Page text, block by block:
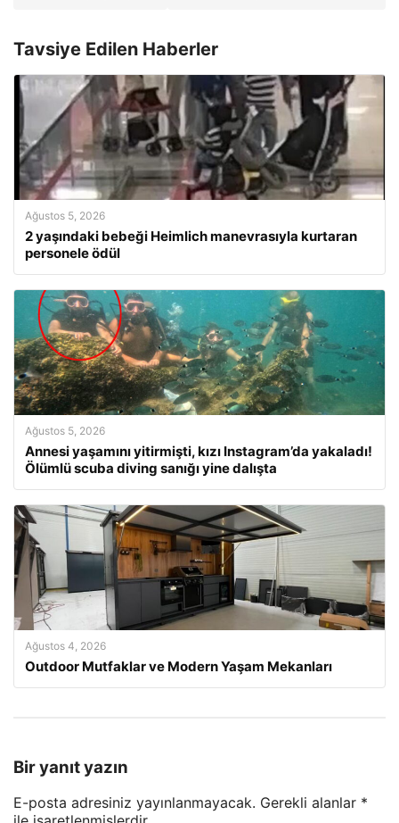
Tavsiye Edilen Haberler
Ağustos 5, 2026
2 yaşındaki bebeği Heimlich manevrasıyla kurtaran
personele ödül
Ağustos 5, 2026
Annesi yaşamını yitirmişti, kızı Instagram’da yakaladı!
Ölümlü scuba diving sanığı yine dalışta
Ağustos 4, 2026
Outdoor Mutfaklar ve Modern Yaşam Mekanları
Bir yanıt yazın
E-posta adresiniz yayınlanmayacak. Gerekli alanlar *